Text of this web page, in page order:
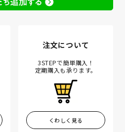
注文について
3STEPで簡単購入！
定期購入も承ります。
くわしく見る